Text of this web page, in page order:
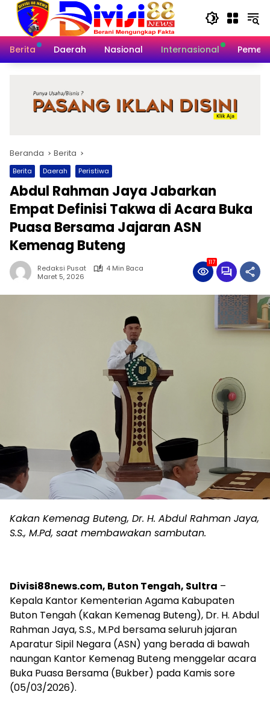
Langsung
konten
Berita
Daerah Nasional Internasional
Beranda Berita
Berita Daerah Peristiwa
Abdul Rahman Jaya Jabarkan
Empat Definisi Takwa di Acara Buka
Puasa Bersama Jajaran ASN
Kemenag Buteng
Redaksi Pusat
4 Min Baca
Maret 5, 2026
117
Kakan Kemenag Buteng, Dr. H. Abdul Rahman Jaya,
S.S., M.Pd, saat membawakan sambutan.
Divisi88news.com, Buton Tengah, Sultra –
Kepala Kantor Kementerian Agama Kabupaten
Buton Tengah (Kakan Kemenag Buteng), Dr. H. Abdul
Rahman Jaya, S.S., M.Pd bersama seluruh jajaran
Aparatur Sipil Negara (ASN) yang berada di bawah
naungan Kantor Kemenag Buteng menggelar acara
Buka Puasa Bersama (Bukber) pada Kamis sore
(05/03/2026).